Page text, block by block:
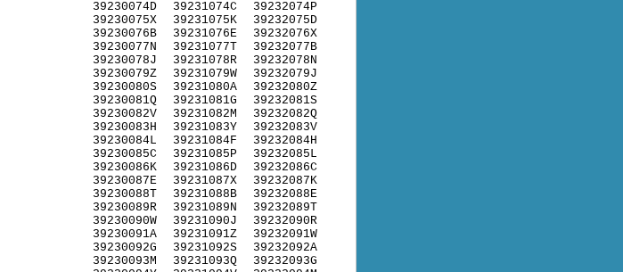
39230074D
39230075X
39230076B
39230077N
39230078J
39230079Z
39230080S
39230081Q
39230082V
39230083H
39230084L
39230085C
39230086K
39230087E
39230088T
39230089R
39230090W
39230091A
39230092G
39230093M
39231074C
39231075K
39231076E
39231077T
39231078R
39231079W
39231080A
39231081G
39231082M
39231083Y
39231084F
39231085P
39231086D
39231087X
39231088B
39231089N
39231090J
39231091Z
39231092S
39231093Q
39232074P
39232075D
39232076X
39232077B
39232078N
39232079J
39232080Z
39232081S
39232082Q
39232083V
39232084H
39232085L
39232086C
39232087K
39232088E
39232089T
39232090R
39232091W
39232092A
39232093G